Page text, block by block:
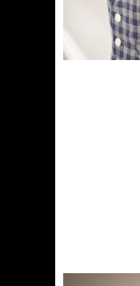
EMF Style